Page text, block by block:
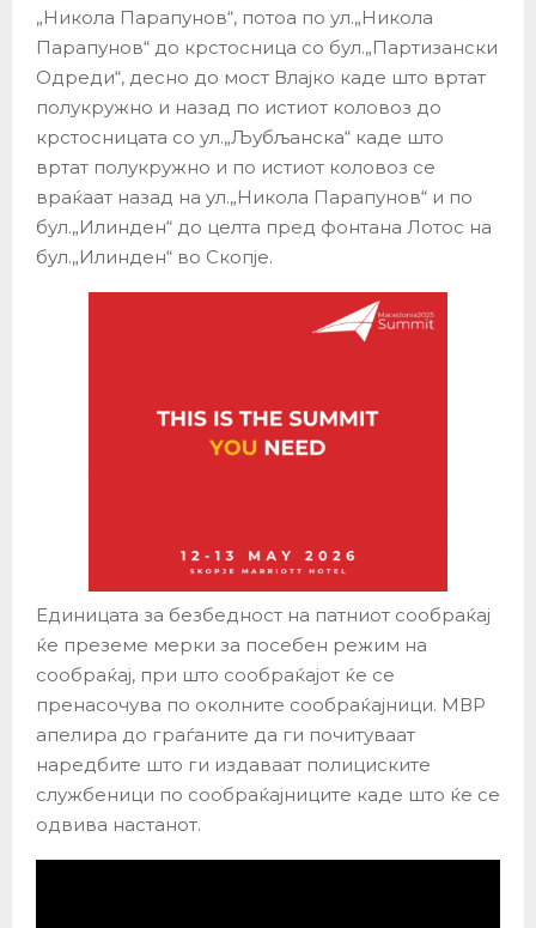
„Никола Парапунов“, потоа по ул.„Никола
Парапунов“ до крстосница со бул.„Партизански
Одреди“, десно до мост Влајко каде што вртат
полукружно и назад по истиот коловоз до
крстосницата со ул.„Љубљанска“ каде што
вртат полукружно и по истиот коловоз се
враќаат назад на ул.„Никола Парапунов“ и по
бул.„Илинден“ до целта пред фонтана Лотос на
бул.„Илинден“ во Скопје.
Единицата за безбедност на патниот сообраќај
ќе преземе мерки за посебен режим на
сообраќај, при што сообраќајот ќе се
пренасочува по околните сообраќајници. МВР
апелира до граѓаните да ги почитуваат
наредбите што ги издаваат полициските
службеници по сообраќајниците каде што ќе се
одвива настанот.